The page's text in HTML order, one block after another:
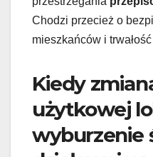
Chodzi przecież o
mieszkańców i
Kiedy
użytkowej
wyburzenie